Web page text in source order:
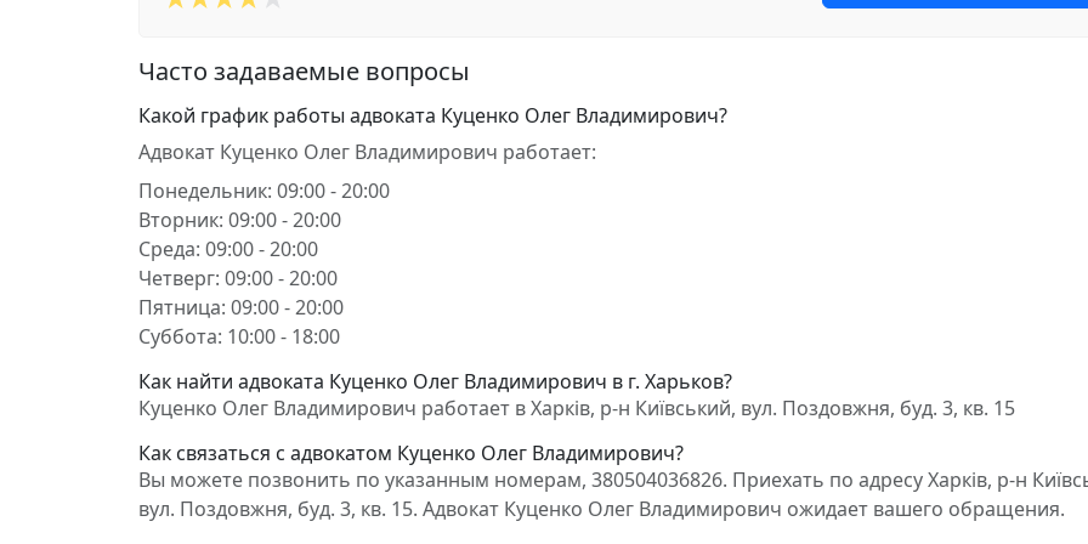
Часто задаваемые вопросы
Какой график работы адвоката Куценко Олег Владимирович?
Адвокат Куценко Олег Владимирович работает:
Понедельник: 09:00 - 20:00
Вторник: 09:00 - 20:00
Среда: 09:00 - 20:00
Четверг: 09:00 - 20:00
Пятница: 09:00 - 20:00
Суббота: 10:00 - 18:00
Как найти адвоката Куценко Олег Владимирович в г. Харьков?
Куценко Олег Владимирович работает в Харків, р-н Київський, вул. Поздовжня, буд. 3, кв. 15
Как связаться с адвокатом Куценко Олег Владимирович?
Вы можете позвонить по указанным номерам, 380504036826. Приехать по адресу Харків, р-н
вул. Поздовжня, буд. 3, кв. 15. Адвокат Куценко Олег Владимирович ожидает вашего обращения.